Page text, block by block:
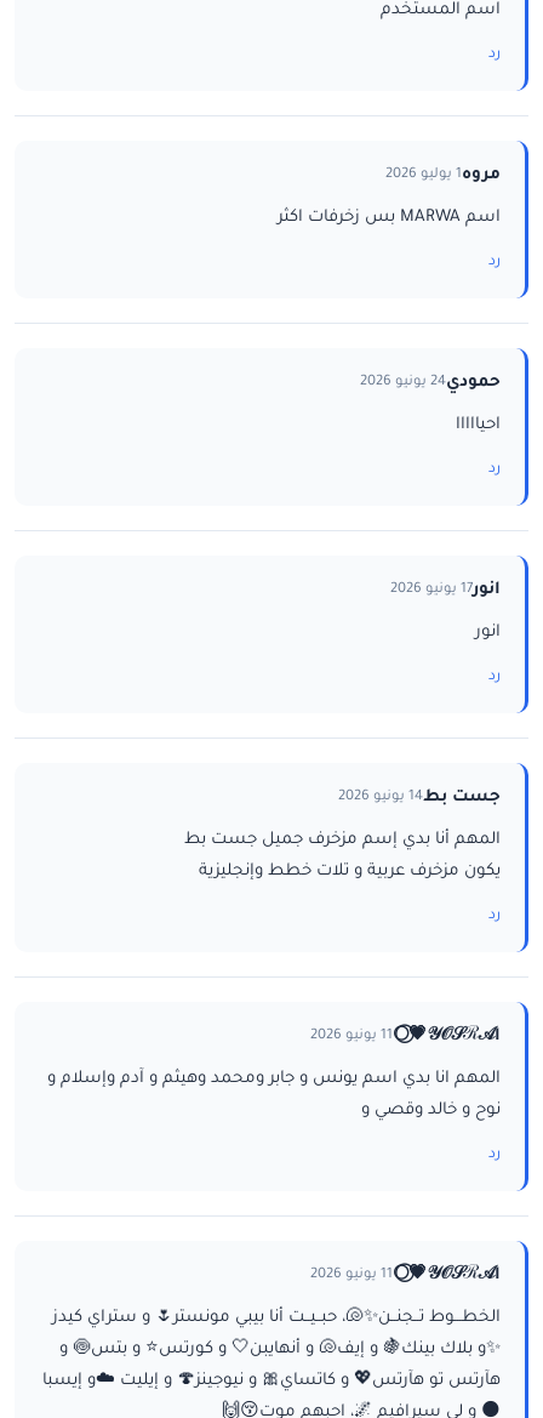
اسم المستخدم
رد
مروه1 يوليو 2026
اسم MARWA بس زخرفات اكثر
رد
حمودي24 يونيو 2026
احيااااا
رد
انور17 يونيو 2026
انور
رد
جست بط14 يونيو 2026
المهم أنا بدي إسم مزخرف جميل جست بط
يكون مزخرف عربية و تلات خطط وإنجليزية
رد
ا𝒴𝒪𝒮ℛ𝒜💗⃝🌕 11 يونيو 2026
المهم انا بدي اسم يونس و جابر ومحمد وهيثم و آدم وإسلام و
نوح و خالد وقصي و
رد
ا𝒴𝒪𝒮ℛ𝒜💗⃝🌕 11 يونيو 2026
الخطـــوط تــجنــن✨🐚، حبــيــت أنا بيبي مونستر🌷 و ستراي كيدز
✨و بلاك بينك🍇 و إيف🐚 و أنهايبن🤍 و كورتس⭐ و بتس🍥 و
هآرتس تو هآرتس💖 و كاتساي🎀 و نيوجينز🍄 و إيليت ☁️و إيسبا
🌑 و لي سيرافيم 🌌، احبهم موت😚🙌